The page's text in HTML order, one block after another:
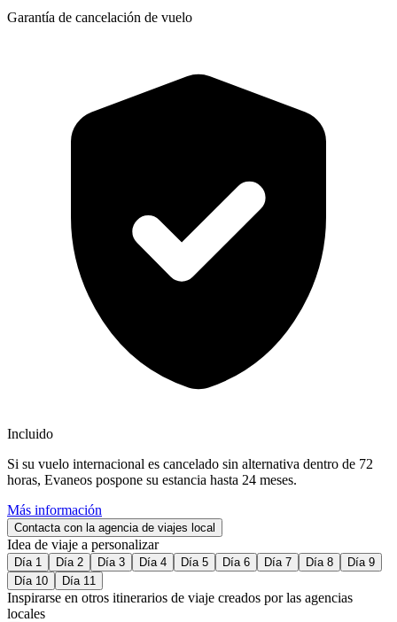
Garantía de cancelación de vuelo
Incluido
Si su vuelo internacional es cancelado sin alternativa dentro de 72
horas, Evaneos pospone su estancia hasta 24 meses.
Más información
Contacta con la agencia de viajes local
Idea de viaje a personalizar
Día 1 Día 2 Día 3 Día 4 Día 5 Día 6 Día 7 Día 8
Día 9
Día 10
Día 11
Inspirarse en otros itinerarios de viaje creados por las agencias
locales